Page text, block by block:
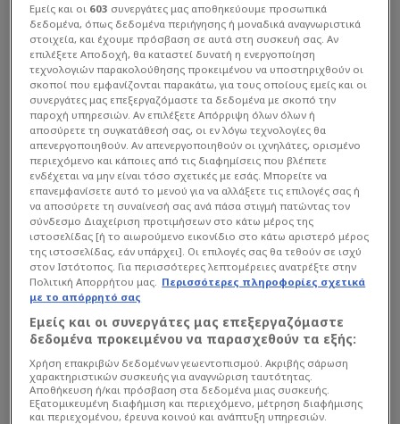
Εμείς και οι 603 συνεργάτες μας αποθηκεύουμε προσωπικά
δεδομένα, όπως δεδομένα περιήγησης ή μοναδικά αναγνωριστικά
στοιχεία, και έχουμε πρόσβαση σε αυτά στη συσκευή σας. Αν
επιλέξετε Αποδοχή, θα καταστεί δυνατή η ενεργοποίηση
τεχνολογιών παρακολούθησης προκειμένου να υποστηριχθούν οι
σκοποί που εμφανίζονται παρακάτω, για τους οποίους εμείς και οι
συνεργάτες μας επεξεργαζόμαστε τα δεδομένα με σκοπό την
παροχή υπηρεσιών. Αν επιλέξετε Απόρριψη όλων όλων ή
αποσύρετε τη συγκατάθεσή σας, οι εν λόγω τεχνολογίες θα
απενεργοποιηθούν. Αν απενεργοποιηθούν οι ιχνηλάτες, ορισμένο
περιεχόμενο και κάποιες από τις διαφημίσεις που βλέπετε
ενδέχεται να μην είναι τόσο σχετικές με εσάς. Μπορείτε να
επανεμφανίσετε αυτό το μενού για να αλλάξετε τις επιλογές σας ή
να αποσύρετε τη συναίνεσή σας ανά πάσα στιγμή πατώντας τον
σύνδεσμο Διαχείριση προτιμήσεων στο κάτω μέρος της
ιστοσελίδας [ή το αιωρούμενο εικονίδιο στο κάτω αριστερό μέρος
της ιστοσελίδας, εάν υπάρχει]. Οι επιλογές σας θα τεθούν σε ισχύ
στον Ιστότοπος. Για περισσότερες λεπτομέρειες ανατρέξτε στην
Πολιτική Απορρήτου μας. Περισσότερες πληροφορίες σχετικά
με το απόρρητό σας
Εμείς και οι συνεργάτες μας επεξεργαζόμαστε
δεδομένα προκειμένου να παρασχεθούν τα εξής:
Χρήση επακριβών δεδομένων γεωεντοπισμού. Ακριβής σάρωση
χαρακτηριστικών συσκευής για αναγνώριση ταυτότητας.
Αποθήκευση ή/και πρόσβαση στα δεδομένα μιας συσκευής.
Εξατομικευμένη διαφήμιση και περιεχόμενο, μέτρηση διαφήμισης
και περιεχομένου, έρευνα κοινού και ανάπτυξη υπηρεσιών.